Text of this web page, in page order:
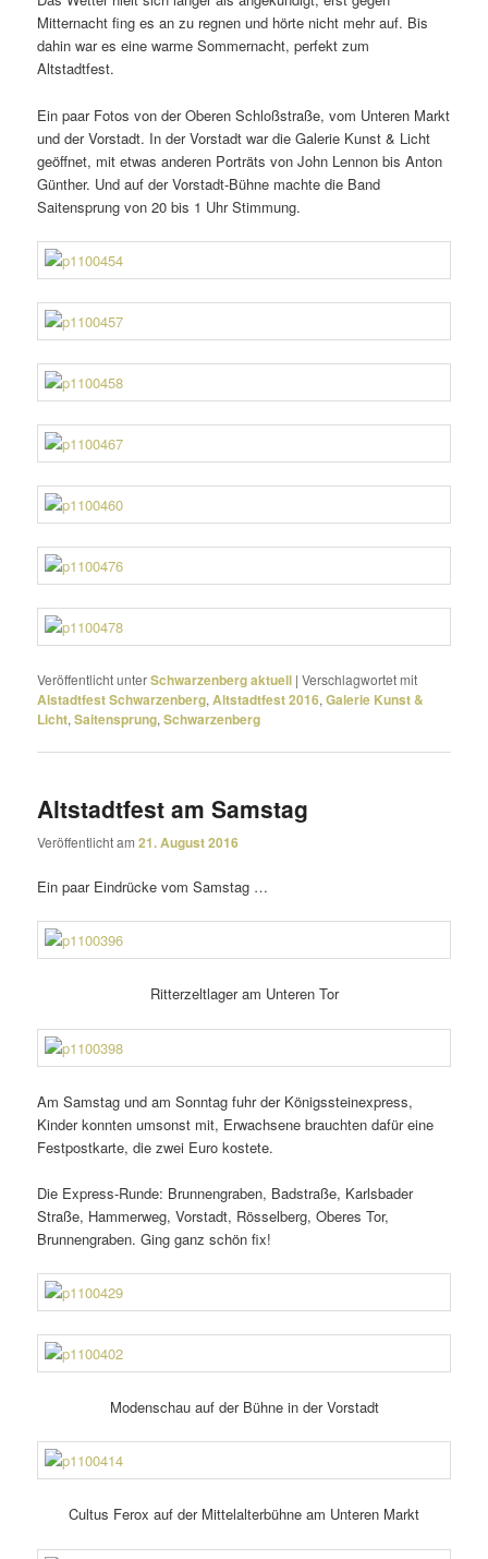
Mitternacht fing es an zu regnen und hörte nicht mehr auf. Bis
dahin war es eine warme Sommernacht, perfekt zum
Altstadtfest.
Ein paar Fotos von der Oberen Schloßstraße, vom Unteren Markt
und der Vorstadt. In der Vorstadt war die Galerie Kunst & Licht
geöffnet, mit etwas anderen Porträts von John Lennon bis Anton
Günther. Und auf der Vorstadt-Bühne machte die Band
Saitensprung von 20 bis 1 Uhr Stimmung.
Veröffentlicht unterSchwarzenberg aktuell |Verschlagwortet mit
Alstadtfest Schwarzenberg,Altstadtfest 2016,Galerie Kunst &
Licht,Saitensprung,Schwarzenberg
Altstadtfest am Samstag
Veröffentlicht am21. August 2016
Ein paar Eindrücke vom Samstag …
Ritterzeltlager am Unteren Tor
Am Samstag und am Sonntag fuhr der Königssteinexpress,
Kinder konnten umsonst mit, Erwachsene brauchten dafür eine
Festpostkarte, die zwei Euro kostete.
Die Express-Runde: Brunnengraben, Badstraße, Karlsbader
Straße, Hammerweg, Vorstadt, Rösselberg, Oberes Tor,
Brunnengraben. Ging ganz schön fix!
Modenschau auf der Bühne in der Vorstadt
Cultus Ferox auf der Mittelalterbühne am Unteren Markt